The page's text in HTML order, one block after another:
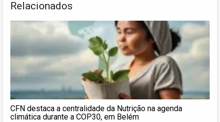
Relacionados
CFN destaca a centralidade da Nutrição na agenda
climática durante a COP30, em Belém